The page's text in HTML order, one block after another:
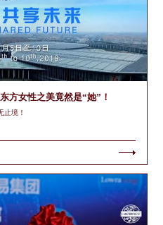
方女性之美竟然是“她”！
止境！